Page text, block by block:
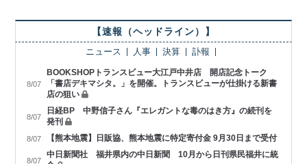
【速報（ヘッドライン）】
ニュース 人事 決算 訃報
8/07
BOOKSHOPトランスビュー大江戸中井店 開店記念トーク
「書店デキマシタ。」を開催。トランスビューが仕掛ける新書
店の狙い
8/07
日経BP 中野信子さん『エレガントな毒のはき方』の続刊を
発刊
8/07 【熊本地震】日販協、熊本地震に特定寄付金 9月30日まで受付
8/07
中日新聞社 福井県内の中日新聞 10月から日刊県民福井に統